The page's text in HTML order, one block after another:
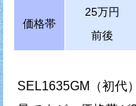
価格帯
25万円
前後
SEL1635GM（初代